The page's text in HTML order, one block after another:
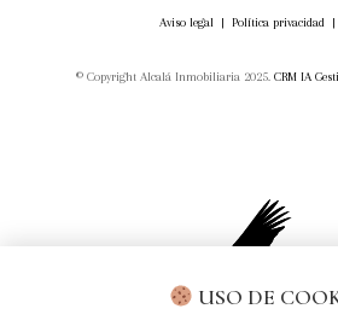
© Copyright Alcalá Inmobiliaria 2025. CRM IA
Aviso legal | Política privacidad |
USO DE